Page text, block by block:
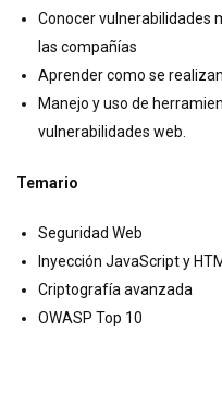
Conocer vulnerabilidades
las compañías
Aprender como se
Manejo y uso de
vulnerabilidades web.
Temario
Seguridad Web
Inyección JavaScript y
Criptografía avanzada
OWASP Top 10